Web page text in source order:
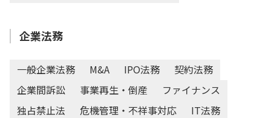
企業法務
一般企業法務 M&A IPO法務
契約法務
企業間訴訟
事業再生・倒産
ファイナンス
独占禁止法
危機管理・不祥事対応
IT法務